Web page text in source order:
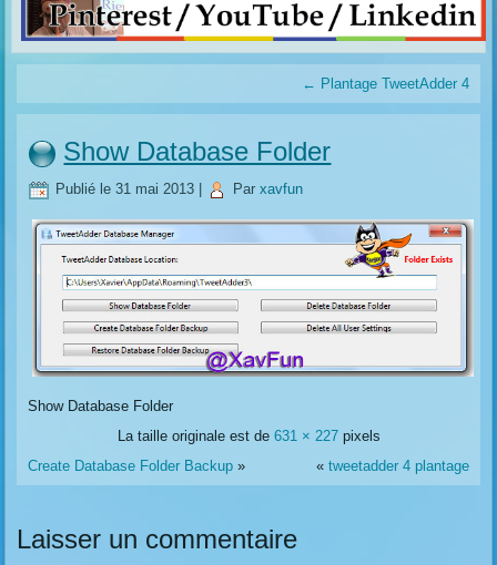
← Plantage TweetAdder 4
Show Database Folder
Publié le 31 mai 2013 Par xavfun
Show Database Folder
La taille originale est de 631 × 227pixels
Create Database Folder Backup » « tweetadder 4 plantage
Laisser un commentaire